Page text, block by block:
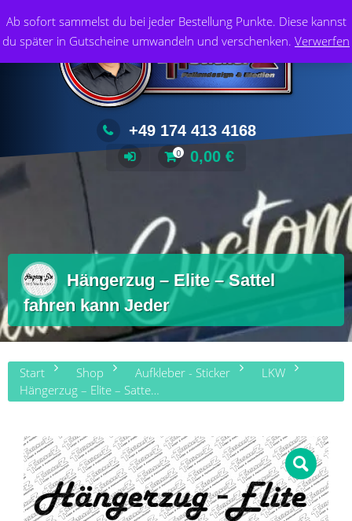
Ab sofort sammelst du bei jeder Bestellung Punkte. Diese kannst
du später in Gutscheine umwandeln und verschenken. Verwerfen
Inhalt
springen
+49 174 413 4168
0 0,00 €
Hängerzug – Elite – Sattel
fahren kann Jeder
Start Shop Aufkleber - Sticker
LKW
Hängerzug – Elite – Sattel fahren kann Jeder